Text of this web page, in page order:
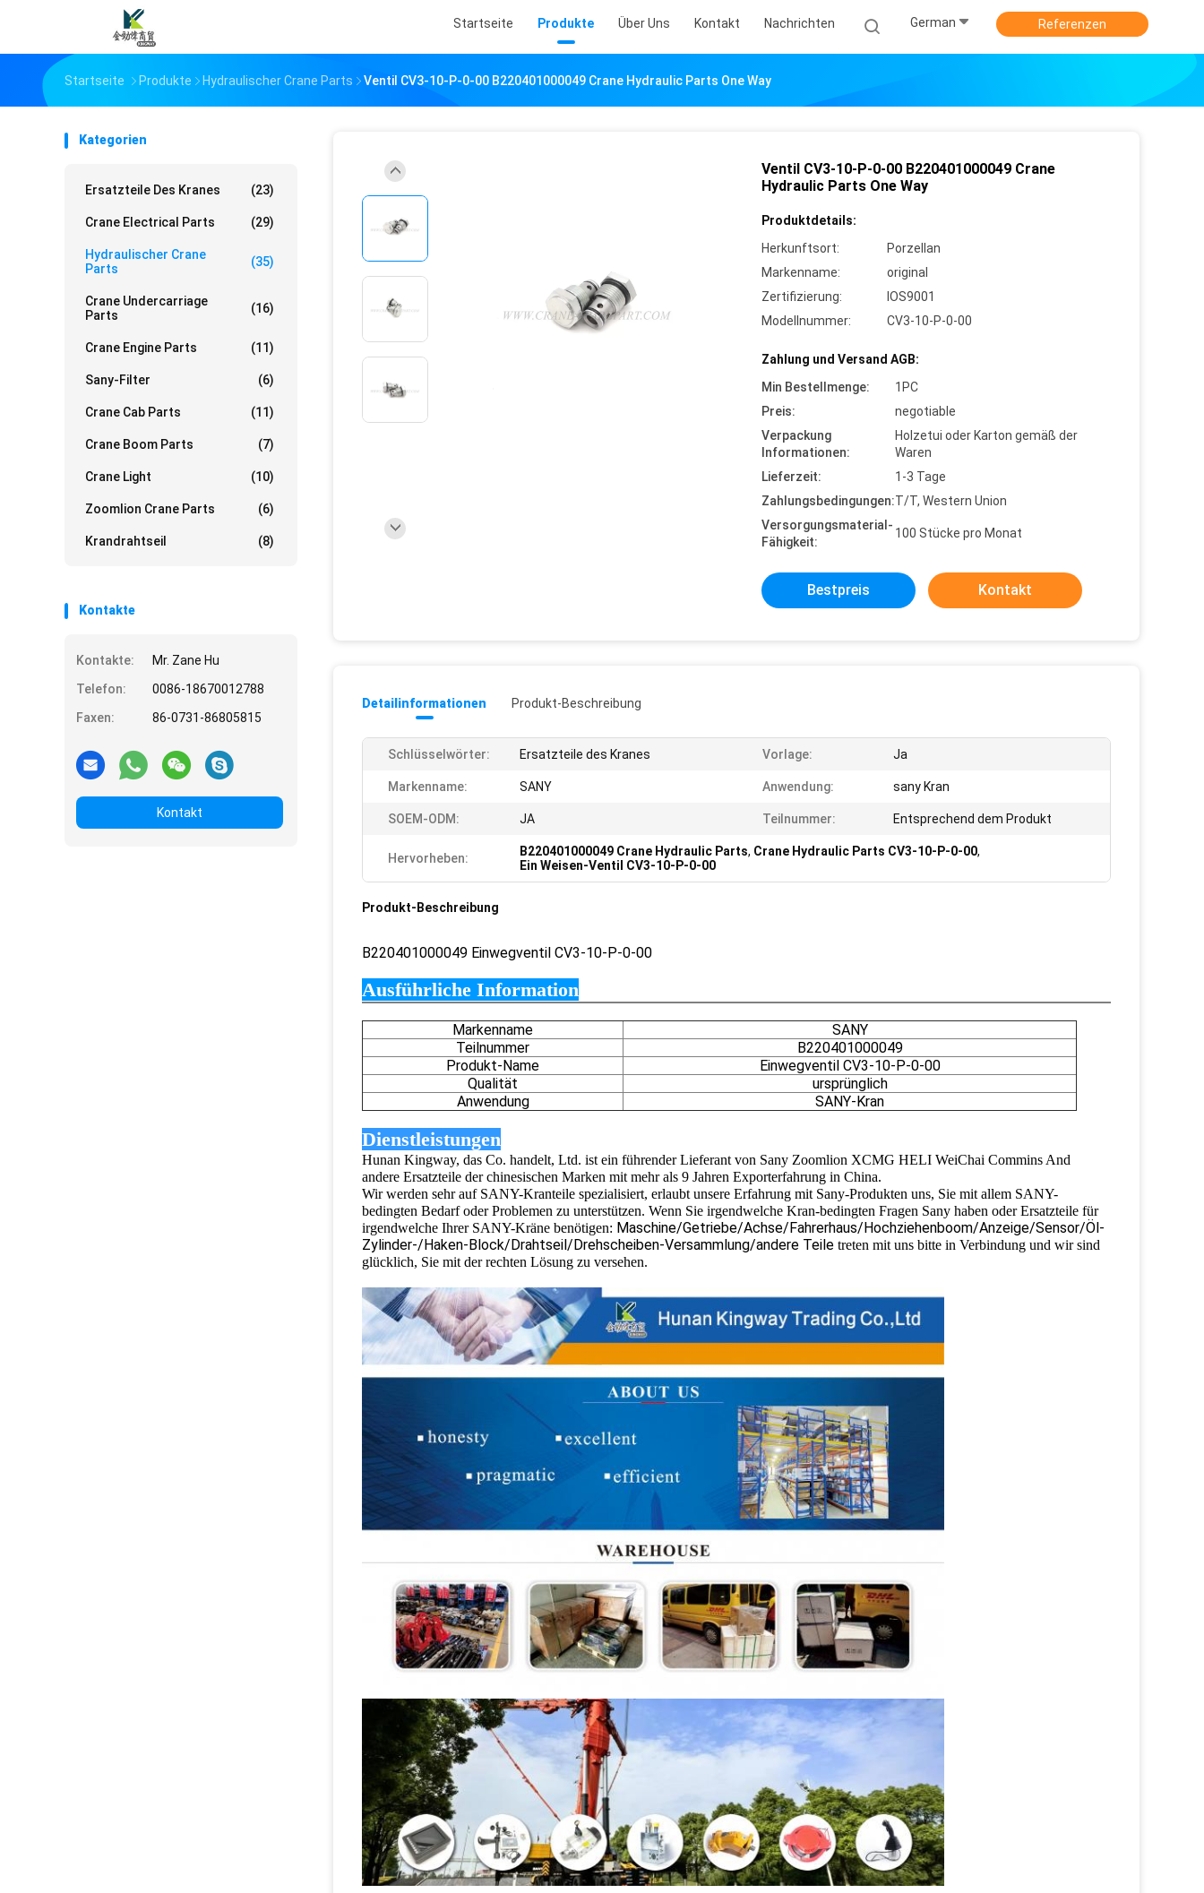
Startseite Produkte Über Uns Kontakt Nachrichten German Referenzen
Startseite Produkte Hydraulischer Crane Parts Ventil CV3-10-P-0-00 B220401000049 Crane Hydraulic Parts One Way
Kategorien
Ersatzteile Des Kranes (23)
Crane Electrical Parts (29)
Hydraulischer Crane
Parts
(35)
Crane Undercarriage
Parts
(16)
Crane Engine Parts (11)
Sany-Filter (6)
Crane Cab Parts (11)
Crane Boom Parts (7)
Crane Light (10)
Zoomlion Crane Parts (6)
Krandrahtseil (8)
Kontakte
Kontakte:
Mr. Zane Hu
Telefon:
0086-18670012788
Faxen:
86-0731-86805815
Kontakt
Ventil CV3-10-P-0-00 B220401000049 Crane
Hydraulic Parts One Way
Produktdetails:
Herkunftsort:
Porzellan
Markenname:
original
Zertifizierung:
IOS9001
Modellnummer:
CV3-10-P-0-00
Zahlung und Versand AGB:
Min Bestellmenge:
1PC
Preis:
negotiable
Verpackung
Informationen:
Holzetui oder Karton gemäß der
Waren
Lieferzeit:
1-3 Tage
Zahlungsbedingungen:T/T, Western Union
Versorgungsmaterial-
Fähigkeit:
100 Stücke pro Monat
Bestpreis Kontakt
Detailinformationen Produkt-Beschreibung
Schlüsselwörter: Ersatzteile des Kranes Vorlage: Ja
Markenname: SANY Anwendung: sany Kran
SOEM-ODM: JA Teilnummer: Entsprechend dem Produkt
Hervorheben: B220401000049 Crane Hydraulic Parts, Crane Hydraulic Parts CV3-10-P-0-00,
Ein Weisen-Ventil CV3-10-P-0-00
Produkt-Beschreibung
B220401000049 Einwegventil CV3-10-P-0-00
Ausführliche Information
Markenname
SANY
Teilnummer
B220401000049
Produkt-Name
Einwegventil CV3-10-P-0-00
Qualität
ursprünglich
Anwendung
SANY-Kran
Dienstleistungen
Hunan Kingway, das Co. handelt, Ltd. ist ein führender Lieferant von Sany Zoomlion XCMG HELI WeiChai Commins And
andere Ersatzteile der chinesischen Marken mit mehr als 9 Jahren Exporterfahrung in China.
Wir werden sehr auf SANY-Kranteile spezialisiert, erlaubt unsere Erfahrung mit Sany-Produkten uns, Sie mit allem SANY-
bedingten Bedarf oder Problemen zu unterstützen. Wenn Sie irgendwelche Kran-bedingten Fragen Sany haben oder Ersatzteile für
irgendwelche Ihrer SANY-Kräne benötigen: Maschine/Getriebe/Achse/Fahrerhaus/Hochziehenboom/Anzeige/Sensor/Öl-
Zylinder-/Haken-Block/Drahtseil/Drehscheiben-Versammlung/andere Teile treten mit uns bitte in Verbindung und wir sind
glücklich, Sie mit der rechten Lösung zu versehen.